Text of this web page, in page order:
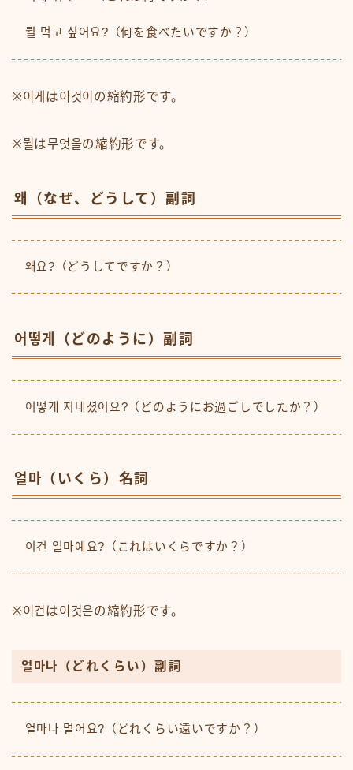
뭘 먹고 싶어요?（何を食べたいですか？）
※이게は이것이の縮約形です。
※뭘は무엇을の縮約形です。
왜（なぜ、どうして）副詞
왜요?（どうしてですか？）
어떻게（どのように）副詞
어떻게 지내셨어요?（どのようにお過ごしでしたか？）
얼마（いくら）名詞
이건 얼마예요?（これはいくらですか？）
※이건は이것은の縮約形です。
얼마나（どれくらい）副詞
얼마나 멀어요?（どれくらい遠いですか？）